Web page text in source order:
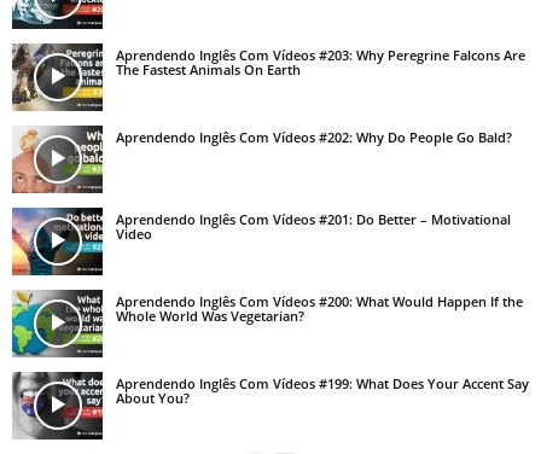
Aprendendo Inglês Com Vídeos #203: Why Peregrine Falcons Are
The Fastest Animals On Earth
Aprendendo Inglês Com Vídeos #202: Why Do People Go Bald?
Aprendendo Inglês Com Vídeos #201: Do Better – Motivational
Video
Aprendendo Inglês Com Vídeos #200: What Would Happen If the
Whole World Was Vegetarian?
Aprendendo Inglês Com Vídeos #199: What Does Your Accent Say
About You?